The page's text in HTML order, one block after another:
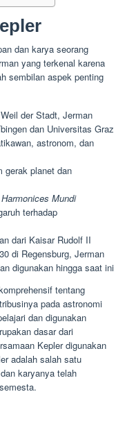
dan karya seorang
yang terkenal karena
sembilan aspek penting
der Stadt, Jerman
dan Universitas Graz
astronom, dan
gerak planet dan
Harmonices Mundi
terhadap
dari Kaisar Rudolf II
di Regensburg, Jerman
digunakan hingga saat ini
tentang
pada astronomi
dan digunakan
dasar dari
Kepler digunakan
adalah salah satu
karyanya telah